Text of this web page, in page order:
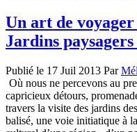
hôtels
à
la
des
voyages
Un art de
Jardins paysagers
Publié le 17 Juil 2013 Par
Où nous ne percevons au
capricieux détours,
travers la visite des jardins
balisé, une voie initiatique à